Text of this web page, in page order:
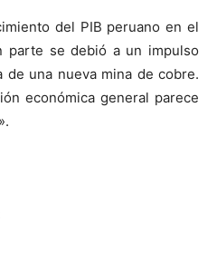
del PIB peruano en el
parte se debió a un impulso
una nueva mina de cobre.
económica general parece